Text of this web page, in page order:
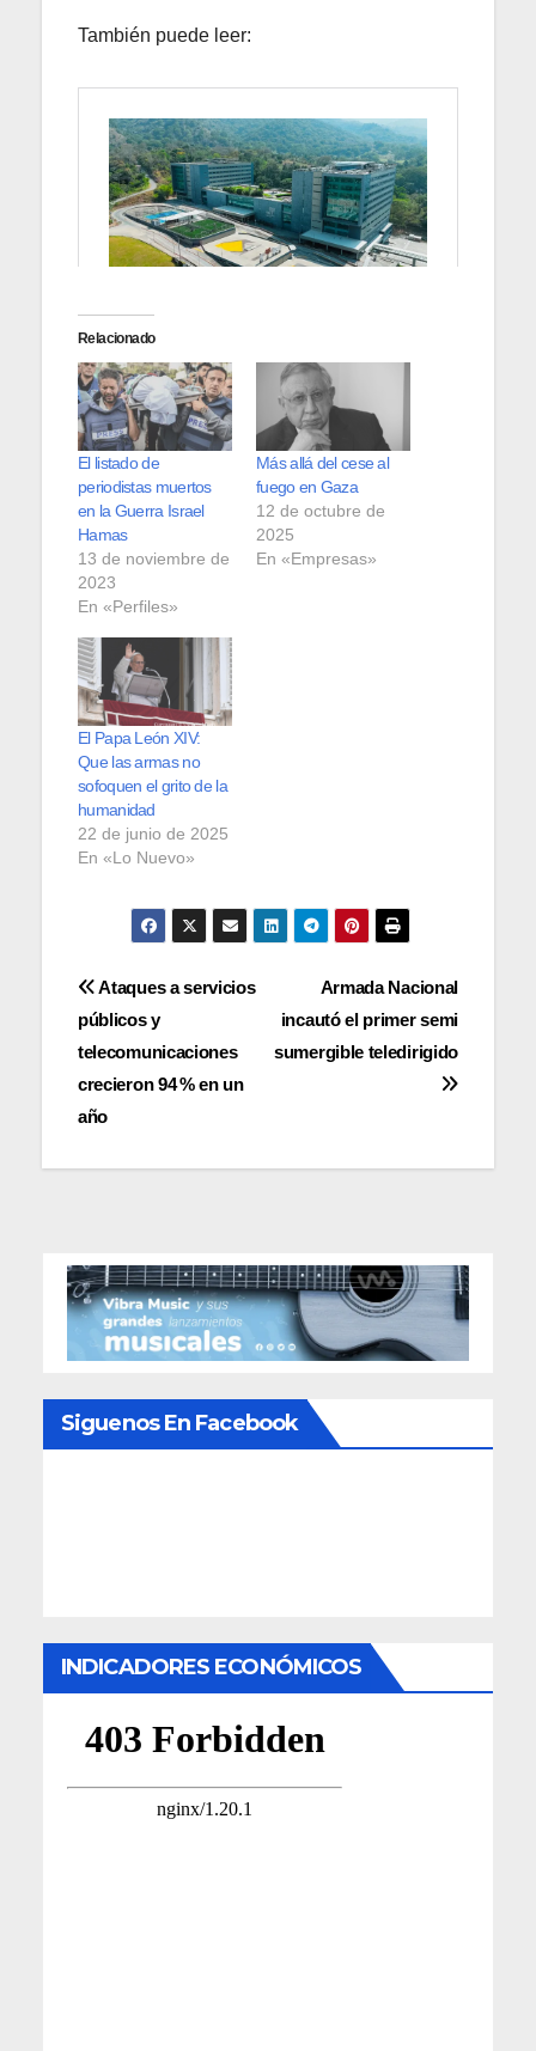
También puede leer:
Relacionado
El listado de
periodistas muertos
en la Guerra Israel
Hamas
13 de noviembre de
2023
En «Perfiles»
Más allá del cese al
fuego en Gaza
12 de octubre de
2025
En «Empresas»
El Papa León XIV:
Que las armas no
sofoquen el grito de la
humanidad
22 de junio de 2025
En «Lo Nuevo»
Navegación
de
entradas
Armada Nacional
incautó el primer semi
sumergible teledirigido
Ataques a servicios
públicos y
telecomunicaciones
crecieron 94 % en un
año
Siguenos En Facebook
INDICADORES ECONÓMICOS